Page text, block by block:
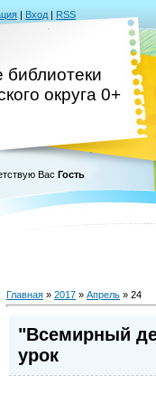
| Вход | RSS
библиотеки
округа 0+
Вас Гость
Главная » 2017 » Апрель » 24
"Всемирный
урок